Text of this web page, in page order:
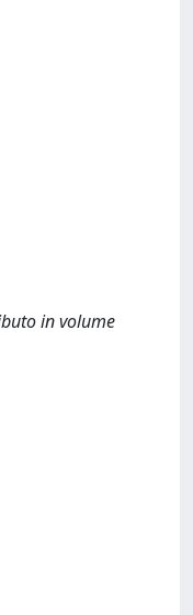
in volume